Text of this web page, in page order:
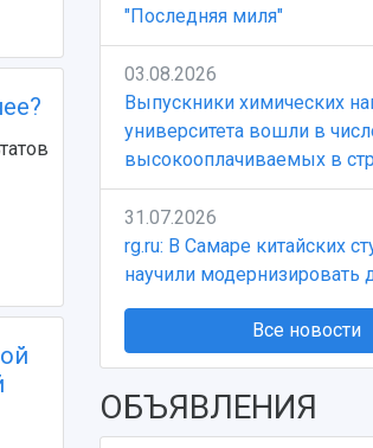
"Последняя миля"
03.08.2026
Выпускники химических
университета вошли в
высокооплачиваемых в
31.07.2026
rg.ru: В Самаре китайских
научили модернизировать
Все новости
ОБЪЯВЛЕНИЯ